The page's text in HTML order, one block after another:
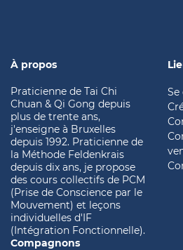
À propos
Praticienne de Tai Chi
Chuan & Qi Gong depuis
plus de trente ans,
j'enseigne à Bruxelles
depuis 1992. Praticienne de
la Méthode Feldenkrais
depuis dix ans, je propose
des cours collectifs de PCM
(Prise de Conscience par le
Mouvement) et leçons
individuelles d'IF
(Intégration Fonctionnelle).
Se
Compagnons